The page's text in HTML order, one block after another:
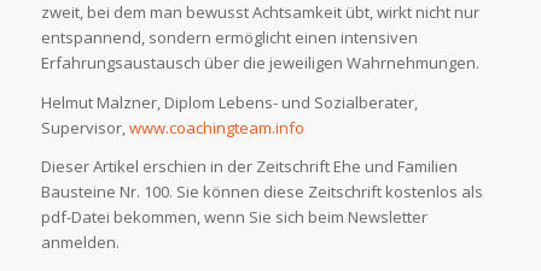
zweit, bei dem man bewusst Achtsamkeit übt, wirkt nicht nur
entspannend, sondern ermöglicht einen intensiven
Erfahrungsaustausch über die jeweiligen Wahrnehmungen.
Helmut Malzner, Diplom Lebens- und Sozialberater,
Supervisor, www.coachingteam.info
Dieser Artikel erschien in der Zeitschrift Ehe und Familien
Bausteine Nr. 100. Sie können diese Zeitschrift kostenlos als
pdf-Datei bekommen, wenn Sie sich beim Newsletter
anmelden.